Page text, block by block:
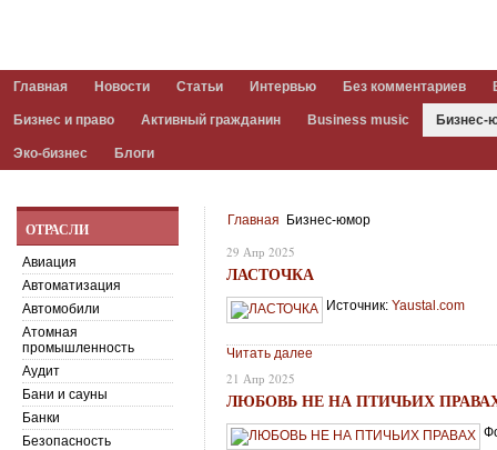
Главная Новости Статьи Интервью Без комментариев
Бизнес и право Активный гражданин Business music Бизнес-
Эко-бизнес Блоги
Главная Бизнес-юмор
29 Апр 2025
ЛАСТОЧКА
Источник:Yaustal.com
Читать далее
21 Апр 2025
ЛЮБОВЬ НЕ НА ПТИЧЬИХ
ОТРАСЛИ
Авиация
Автоматизация
Автомобили
Атомная
промышленность
Аудит
Бани и сауны
Банки
Безопасность